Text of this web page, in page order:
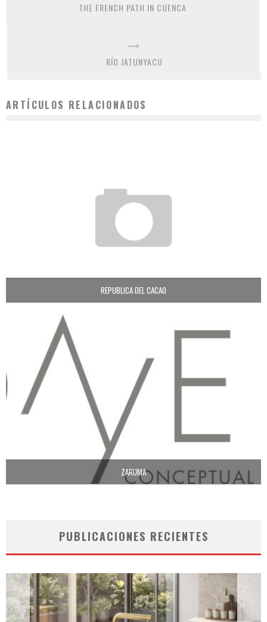
THE FRENCH PATH IN CUENCA
RÍO JATUNYACU
ARTÍCULOS RELACIONADOS
REPUBLICA DEL CACAO
ZARUMA
PUBLICACIONES RECIENTES